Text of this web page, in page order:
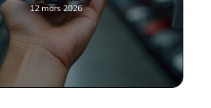
12 mars 2026